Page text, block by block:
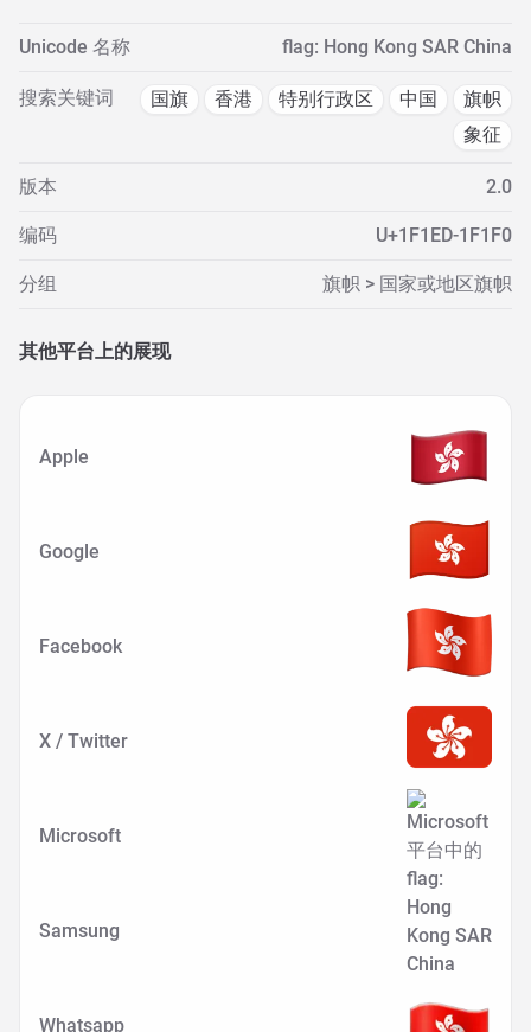
Unicode 名称 flag: Hong Kong SAR China
搜索关键词 国旗 香港 特别行政区 中国
旗帜
象征
版本 2.0
编码 U+1F1ED-1F1F0
分组 旗帜 > 国家或地区旗帜
其他平台上的展现
Apple
Google
Facebook
X / Twitter
Microsoft
Samsung
Whatsapp